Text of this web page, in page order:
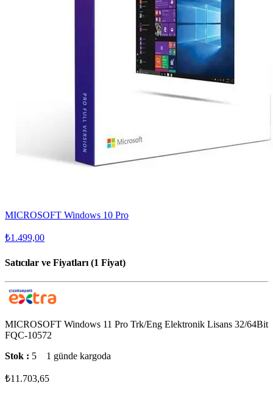
MICROSOFT Windows 10 Pro
₺1.499,00
Satıcılar ve Fiyatları (1 Fiyat)
MICROSOFT Windows 11 Pro Trk/Eng Elektronik Lisans 32/64Bit
FQC-10572
Stok : 5 1 günde kargoda
₺11.703,65